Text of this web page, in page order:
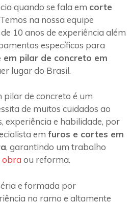
quando se fala em corte
na nossa equipe
10 anos de experiência além
específicos para
em pilar de concreto em
lugar do Brasil.
pilar de concreto é um
de muitos cuidados ao
experiência e habilidade, por
em furos e cortes em
, garantindo um trabalho
obra ou reforma.
e formada por
no ramo e altamente